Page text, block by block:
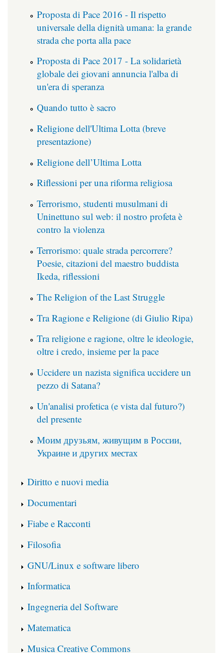
Proposta di Pace 2016 - Il rispetto
universale della dignità umana: la grande
strada che porta alla pace
Proposta di Pace 2017 - La solidarietà
globale dei giovani annuncia l'alba di
un'era di speranza
Quando tutto è sacro
Religione dell'Ultima Lotta (breve
presentazione)
Religione dell’Ultima Lotta
Riflessioni per una riforma religiosa
Terrorismo, studenti musulmani di
Uninettuno sul web: il nostro profeta è
contro la violenza
Terrorismo: quale strada percorrere?
Poesie, citazioni del maestro buddista
Ikeda, riflessioni
The Religion of the Last Struggle
Tra Ragione e Religione (di Giulio Ripa)
Tra religione e ragione, oltre le ideologie,
oltre i credo, insieme per la pace
Uccidere un nazista significa uccidere un
pezzo di Satana?
Un'analisi profetica (e vista dal futuro?)
del presente
Моим друзьям, живущим в России,
Украине и других местах
Diritto e nuovi media
Documentari
Fiabe e Racconti
Filosofia
GNU/Linux e software libero
Informatica
Ingegneria del Software
Matematica
Musica Creative Commons